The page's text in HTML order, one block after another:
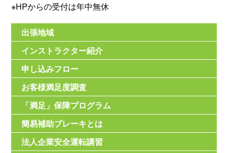
※HPからの受付は年中無休
出張地域
インストラクター紹介
申し込みフロー
お客様満足度調査
「満足」保障プログラム
簡易補助ブレーキとは
法人企業安全運転講習